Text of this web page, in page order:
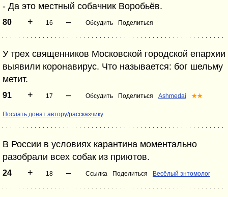
- Да это местный собачник Воробьёв.
80 + 16 – Обсудить Поделиться
У трех священников Московской городской епархии
выявили коронавирус. Что называется: бог шельму
метит.
91 + 17 – Обсудить Поделиться Ashmedai ★★
Послать донат автору/рассказчику
В России в условиях карантина моментально
разобрали всех собак из приютов.
24 + 18 – Ссылка Поделиться Весёлый энтомолог